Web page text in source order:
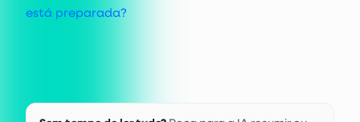
está preparada?